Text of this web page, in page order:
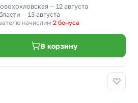
— 12 августа
— 13 августа
начислим 2 бонуса
В корзину